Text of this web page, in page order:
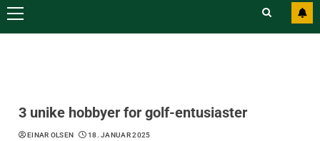
3 unike hobbyer for golf-entusiaster
EINAR OLSEN 18. JANUAR 2025